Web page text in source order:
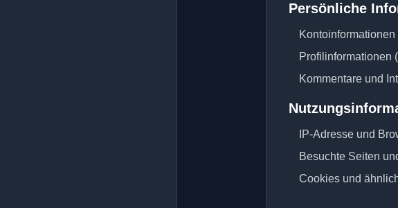
Persönliche
Profilinformationen
Kommentare und
IP-Adresse und
Besuchte Seiten
Cookies und